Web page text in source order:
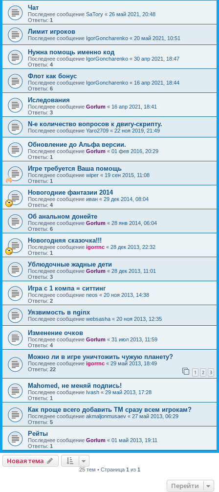
Чат
Последнее сообщение SaTory « 26 май 2021, 20:48
Ответы: 1
Лимит игроков
Последнее сообщение IgorGoncharenko « 20 май 2021, 10:51
Нужна помощь именно код
Последнее сообщение IgorGoncharenko « 30 апр 2021, 18:47
Ответы: 4
Флот как бонус
Последнее сообщение IgorGoncharenko « 16 апр 2021, 18:44
Ответы: 6
Иследования
Последнее сообщение Gorlum « 16 апр 2021, 18:41
Ответы: 3
N-е количество вопросов к двигу-скрипту.
Последнее сообщение Yaro2709 « 22 ноя 2019, 21:49
Обновление до Альфа версии.
Последнее сообщение Gorlum « 01 фев 2016, 20:29
Ответы: 1
Игре требуется Ваша помощь
Последнее сообщение wiper « 19 сен 2015, 11:08
Ответы: 1
Новогодние фантазии 2014
Последнее сообщение иван « 29 дек 2014, 08:04
Ответы: 4
Об анальном донейте
Последнее сообщение Gorlum « 28 янв 2014, 06:04
Ответы: 6
Новогодняя сказочка!!!
Последнее сообщение igorrnc « 28 дек 2013, 22:32
Ответы: 1
Ублюдочные жадные дети
Последнее сообщение Gorlum « 28 дек 2013, 11:01
Ответы: 3
Игра с 1 компа = ситтинг
Последнее сообщение neos « 20 ноя 2013, 14:38
Ответы: 2
Уязвимость в nginx
Последнее сообщение websasha « 20 ноя 2013, 12:35
Изменение очков
Последнее сообщение Gorlum « 31 июл 2013, 11:59
Ответы: 4
Можно ли в игре уничтожить чужую планету?
Последнее сообщение igorrnc « 29 май 2013, 18:49
Ответы: 22 1 2 3
Mahomed, не меняй подпись!
Последнее сообщение Ivash « 29 май 2013, 17:28
Ответы: 1
Как проще всего добавить ТМ сразу всем игрокам?
Последнее сообщение akmaljonmusaev « 27 май 2013, 06:29
Ответы: 5
Рейты
Последнее сообщение Gorlum « 01 май 2013, 19:11
Ответы: 1
Новая тема
25 тем • Страница 1 из 1
Перейти